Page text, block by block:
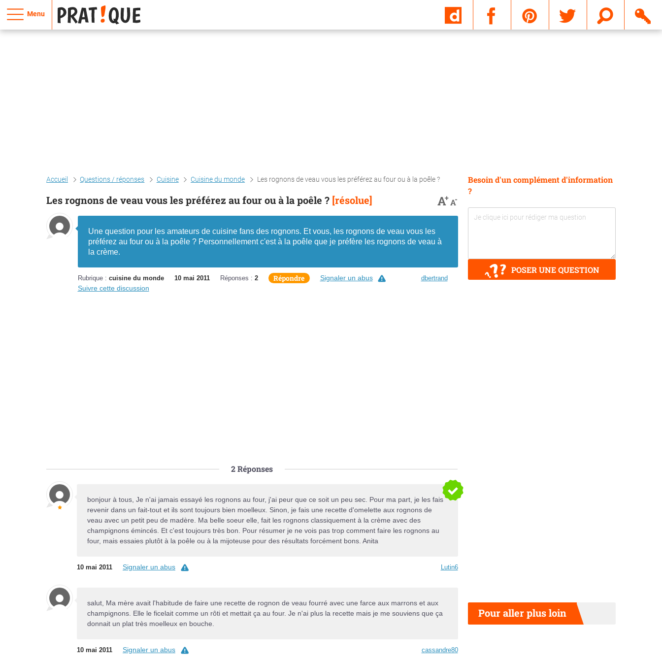
Menu
Accueil Questions / réponses Cuisine Cuisine du monde Les rognons de veau vous les préférez au four ou à la poêle ?
Les rognons de veau vous les préférez au four ou à la poêle ? [résolue] A+A-
Une question pour les amateurs de cuisine fans des rognons. Et vous, les rognons de veau vous les
préférez au four ou à la poêle ? Personnellement c'est à la poêle que je préfère les rognons de veau à
la crème.
Rubrique : cuisine du monde 10 mai 2011 Réponses : 2 Répondre dbertrand
Signaler un abus
Suivre cette discussion
2Réponses
bonjour à tous, Je n'ai jamais essayé les rognons au four, j'ai peur que ce soit un peu sec. Pour ma part, je les fais
revenir dans un fait-tout et ils sont toujours bien moelleux. Sinon, je fais une recette d'omelette aux rognons de
veau avec un petit peu de madère. Ma belle soeur elle, fait les rognons classiquement à la crème avec des
champignons émincés. Et c'est toujours très bon. Pour résumer je ne vois pas trop comment faire les rognons au
four, mais essaies plutôt à la poêle ou à la mijoteuse pour des résultats forcément bons. Anita
10 mai 2011 Signaler un abus Lutin6
salut, Ma mère avait l'habitude de faire une recette de rognon de veau fourré avec une farce aux marrons et aux
champignons. Elle le ficelait comme un rôti et mettait ça au four. Je n'ai plus la recette mais je me souviens que ça
donnait un plat très moelleux en bouche.
10 mai 2011 Signaler un abus cassandre80
Besoin d'un complément d'information
?
POSER UNE QUESTION
Pour aller plus loin